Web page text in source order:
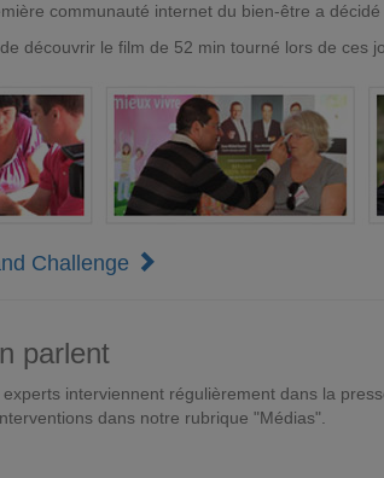
communauté internet du bien-être a
découvrir le film de 52 min tourné lors de
Challenge
parlent
interviennent régulièrement dans la
dans notre rubrique "Médias".